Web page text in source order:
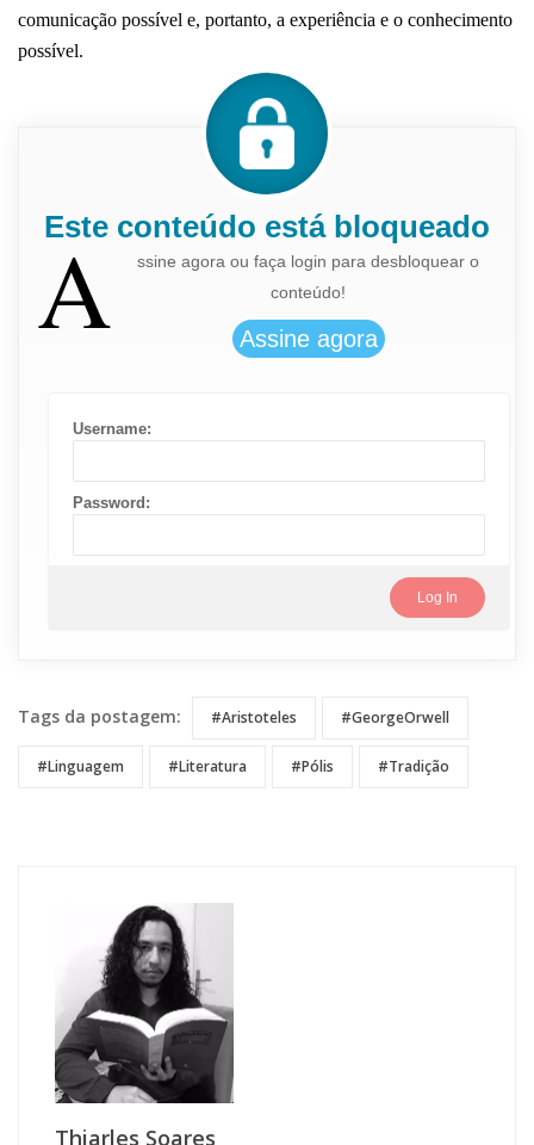
comunicação possível e, portanto, a experiência e o conhecimento
possível.
Este conteúdo está bloqueado
A
ssine agora ou faça login para desbloquear o
conteúdo!
Username:
Password:
Tags da postagem: #Aristoteles #GeorgeOrwell
#linguagem #Literatura #Pólis #Tradição
Thiarles Soares